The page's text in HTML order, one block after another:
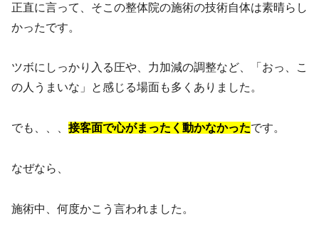
正直に言って、そこの整体院の施術の技術自体は素晴らし
かったです。
ツボにしっかり入る圧や、力加減の調整など、「おっ、こ
の人うまいな」と感じる場面も多くありました。
でも、、、 接客面で心がまったく動かなかったです。
なぜなら、
施術中、何度かこう言われました。